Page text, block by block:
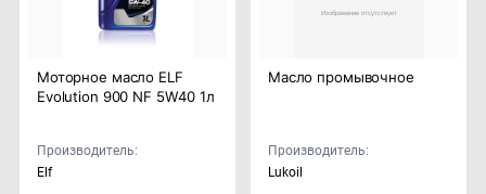
Моторное масло ELF
Evolution 900 NF 5W40 1л
Производитель:
Elf
Масло промывочное
Производитель:
Lukoil